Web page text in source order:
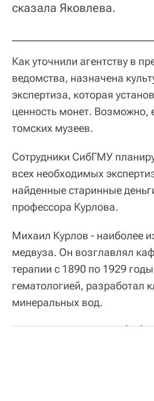
сказала Яковлева.
Как уточнили агентству в
ведомства, назначена
экспертиза, которая
ценность монет. Возможно,
томских музеев.
Сотрудники СибГМУ
всех необходимых
найденные старинные
профессора Курлова.
Михаил Курлов - наиболее
медвуза. Он возглавлял
терапии с 1890 по 1929
гематологией, разработал
минеральных вод.